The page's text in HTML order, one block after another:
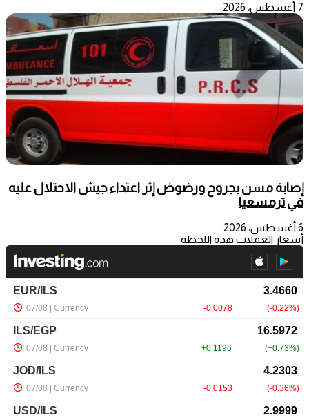
7 أغسطس، 2026
إصابة مسن بجروح ورضوض إثر اعتداء جيش الاحتلال عليه
في ترمسعيا
6 أغسطس، 2026
أسعار العملات هذه اللحظة